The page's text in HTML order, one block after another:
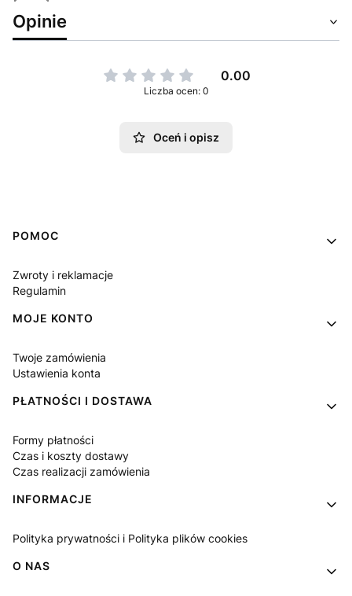
Opinie
0.00
Liczba ocen: 0
Oceń i opisz
Linki w stopce
POMOC
Zwroty i reklamacje
Regulamin
MOJE KONTO
Twoje zamówienia
Ustawienia konta
PŁATNOŚCI I DOSTAWA
Formy płatności
Czas i koszty dostawy
Czas realizacji zamówienia
INFORMACJE
Polityka prywatności i Polityka plików cookies
O NAS